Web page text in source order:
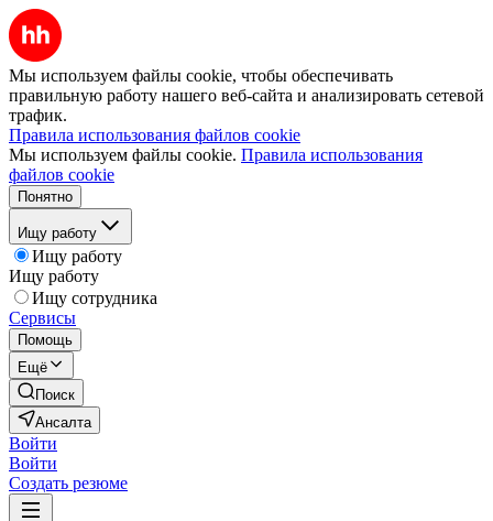
Мы используем файлы cookie, чтобы обеспечивать
правильную работу нашего веб-сайта и анализировать сетевой
трафик.
Правила использования файлов cookie
Мы используем файлы cookie. Правила использования
файлов cookie
Понятно
Ищу работу
Ищу работу
Ищу работу
Ищу сотрудника
Сервисы
Помощь
Ещё
Поиск
Ансалта
Войти
Войти
Создать резюме